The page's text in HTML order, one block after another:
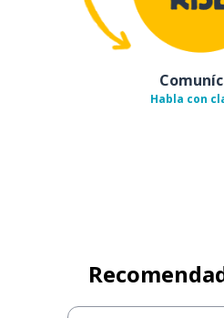
Habla con